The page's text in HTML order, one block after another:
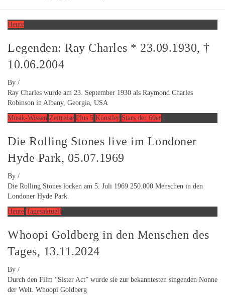
Heute
Legenden: Ray Charles * 23.09.1930, †
10.06.2004
By /
Ray Charles wurde am 23. September 1930 als Raymond Charles
Robinson in Albany, Georgia, USA
Musik-Wissen Zeitreise Plus 5 Künstler Stars der 60er
Die Rolling Stones live im Londoner
Hyde Park, 05.07.1969
By /
Die Rolling Stones locken am 5. Juli 1969 250.000 Menschen in den
Londoner Hyde Park.
Heute Tagesaktuell
Whoopi Goldberg in den Menschen des
Tages, 13.11.2024
By /
Durch den Film “Sister Act” wurde sie zur bekanntesten singenden Nonne
der Welt. Whoopi Goldberg